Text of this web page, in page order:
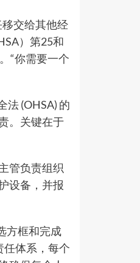
交给其他经
）第25和
“你需要一个
法 (OHSA) 的
。关键在于
管负责组织
设备，并报
方框和完成
任体系，每个